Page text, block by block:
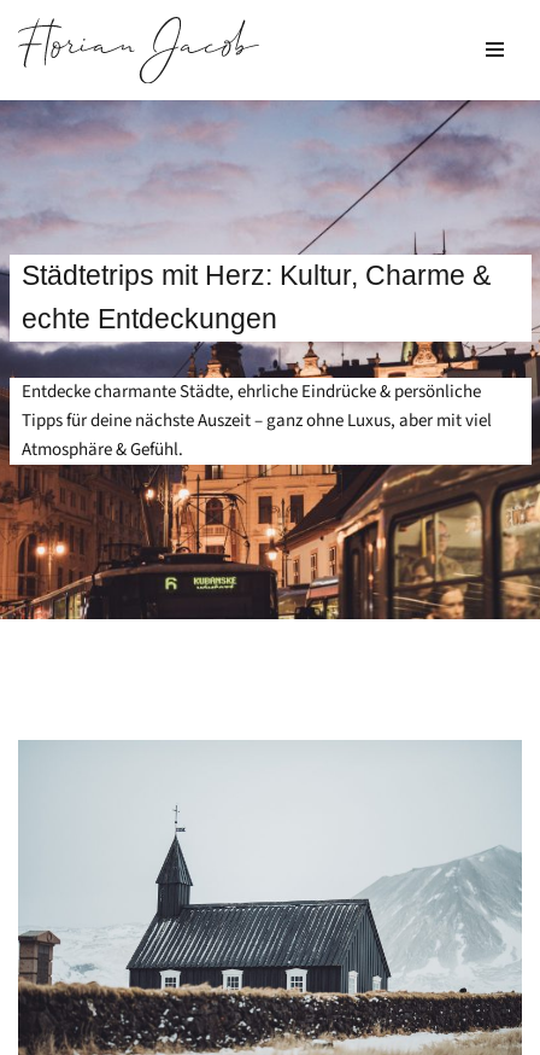
Zum
springen
Städtetrips mit Herz: Kultur, Charme &
echte Entdeckungen
Entdecke charmante Städte, ehrliche Eindrücke & persönliche
Tipps für deine nächste Auszeit – ganz ohne Luxus, aber mit viel
Atmosphäre & Gefühl.